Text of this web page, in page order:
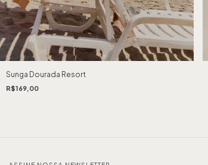
Sunga Dourada Resort
R$169,00